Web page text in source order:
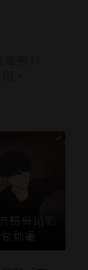
暢舞蹈影
動畫